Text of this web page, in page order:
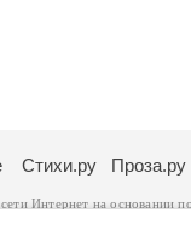
Стихи.ру Проза.ру
Интернет на основании